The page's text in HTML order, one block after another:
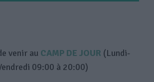
venir au CAMP DE JOUR (Lundi-
09:00 à 20:00)